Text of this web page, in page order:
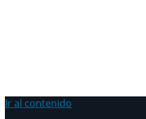
Ir al contenido